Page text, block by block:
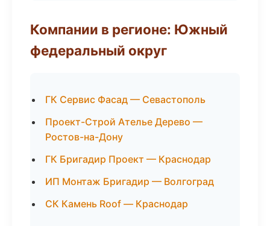
Компании в регионе: Южный
федеральный округ
ГК Сервис Фасад — Севастополь
Проект-Строй Ателье Дерево —
Ростов-на-Дону
ГК Бригадир Проект — Краснодар
ИП Монтаж Бригадир — Волгоград
СК Камень Roof — Краснодар